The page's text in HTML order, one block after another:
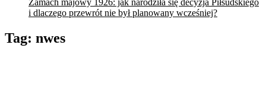
i dlaczego przewrót nie był planowany wcześniej?
Tag: nwes